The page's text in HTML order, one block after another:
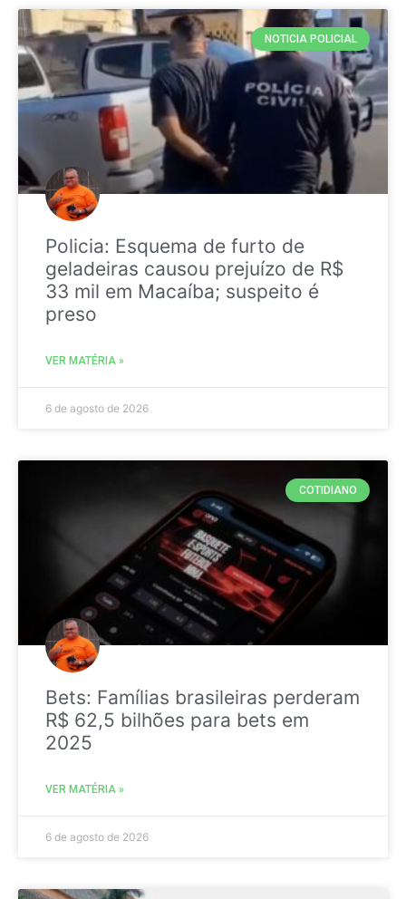
NOTICIA POLICIAL
Policia: Esquema de furto de
geladeiras causou prejuízo de R$
33 mil em Macaíba; suspeito é
preso
VER MATÉRIA »
6 de agosto de 2026
COTIDIANO
Bets: Famílias brasileiras perderam
R$ 62,5 bilhões para bets em
2025
VER MATÉRIA »
6 de agosto de 2026